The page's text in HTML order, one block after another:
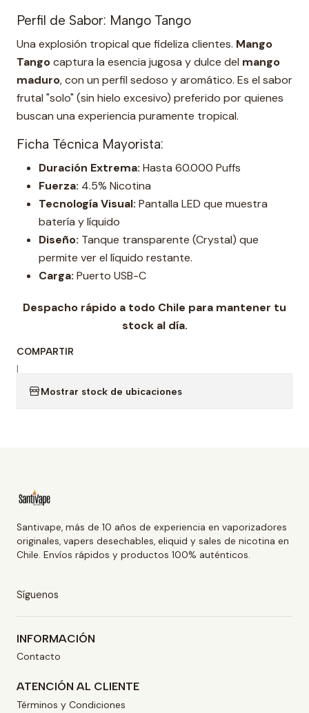
Perfil de Sabor: Mango Tango
Una explosión tropical que fideliza clientes. Mango
Tangocaptura la esencia jugosa y dulce del mango
maduro, con un perfil sedoso y aromático. Es el sabor
frutal "solo" (sin hielo excesivo) preferido por quienes
buscan una experiencia puramente tropical.
Ficha Técnica Mayorista:
Duración Extrema: Hasta 60.000 Puffs
Fuerza: 4.5% Nicotina
Tecnología Visual: Pantalla LED que muestra
batería y líquido
Diseño: Tanque transparente (Crystal) que
permite ver el líquido restante.
Carga: Puerto USB-C
Despacho rápido a todo Chile para mantener tu
stock al día.
COMPARTIR
|
Mostrar stock de ubicaciones
Santivape, más de 10 años de experiencia en vaporizadores
originales, vapers desechables, eliquid y sales de nicotina en
Chile. Envíos rápidos y productos 100% auténticos.
Síguenos
INFORMACIÓN
Contacto
ATENCIÓN AL CLIENTE
Términos y Condiciones